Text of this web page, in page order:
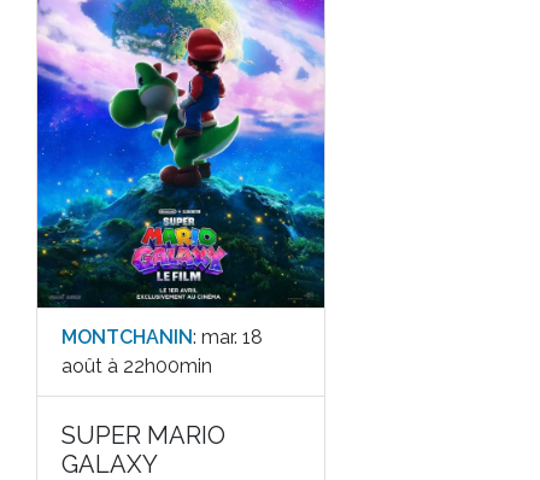
MONTCHANIN: mar. 18
août à 22h00min
SUPER MARIO
GALAXY